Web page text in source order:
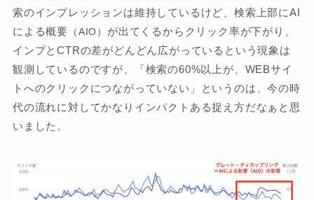
索のインプレッションは維持しているけど、検索上部にAI
による概要 （AIO） が出てくるからクリック率が下がり、
インプとCTRの差がどんどん広がっているという現象は
観測しているのですが、「検索の60%以上が、WEBサイ
トへのクリックにつながっていない」というのは、今の時
代の流れに対してかなりインパクトある捉え方だなぁと思
いました。